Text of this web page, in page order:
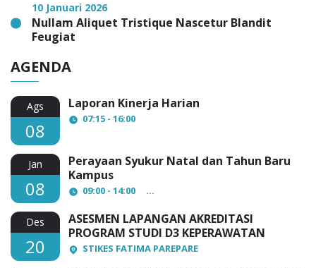
10 Januari 2026
Nullam Aliquet Tristique Nascetur Blandit
Feugiat
AGENDA
Ags
08
Laporan Kinerja Harian
07:15 - 16:00
Jan
08
Perayaan Syukur Natal dan Tahun Baru
Kampus
09:00 - 14:00
Des
20
ASESMEN LAPANGAN AKREDITASI
PROGRAM STUDI D3 KEPERAWATAN
STIKES FATIMA PAREPARE